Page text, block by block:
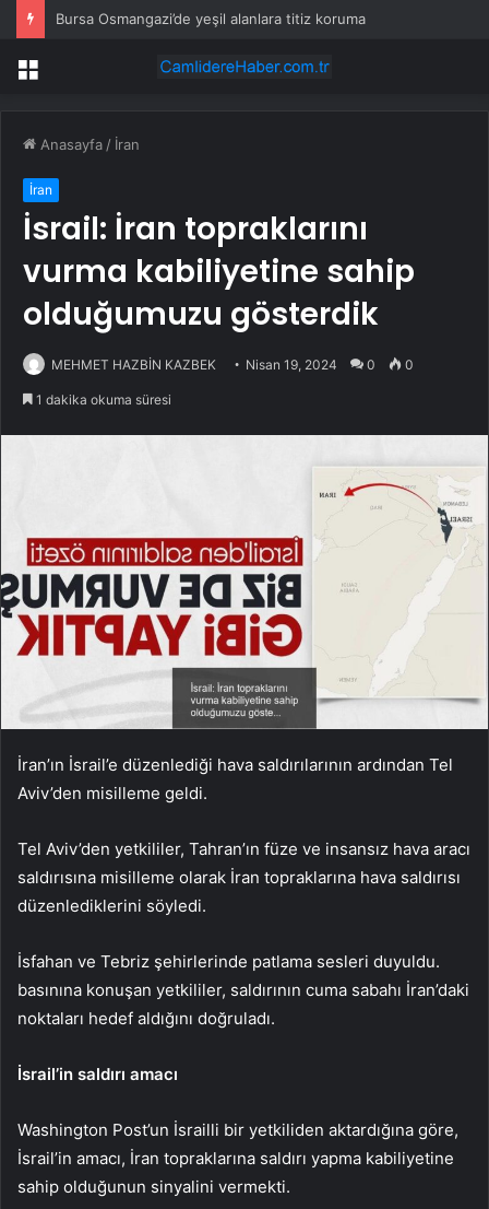
Bursa Osmangazi’de yeşil alanlara titiz koruma
Menü
Anasayfa / İran
İran
İsrail: İran topraklarını
vurma kabiliyetine sahip
olduğumuzu gösterdik
MEHMET HAZBİN KAZBEK Nisan 19, 2024 0 0
1 dakika okuma süresi
İran’ın İsrail’e düzenlediği hava saldırılarının ardından Tel
Aviv’den misilleme geldi.
Tel Aviv’den yetkililer, Tahran’ın füze ve insansız hava aracı
saldırısına misilleme olarak İran topraklarına hava saldırısı
düzenlediklerini söyledi.
İsfahan ve Tebriz şehirlerinde patlama sesleri duyuldu.
basınına konuşan yetkililer, saldırının cuma sabahı İran’daki
noktaları hedef aldığını doğruladı.
İsrail’in saldırı amacı
Washington Post’un İsrailli bir yetkiliden aktardığına göre,
İsrail’in amacı, İran topraklarına saldırı yapma kabiliyetine
sahip olduğunun sinyalini vermekti.